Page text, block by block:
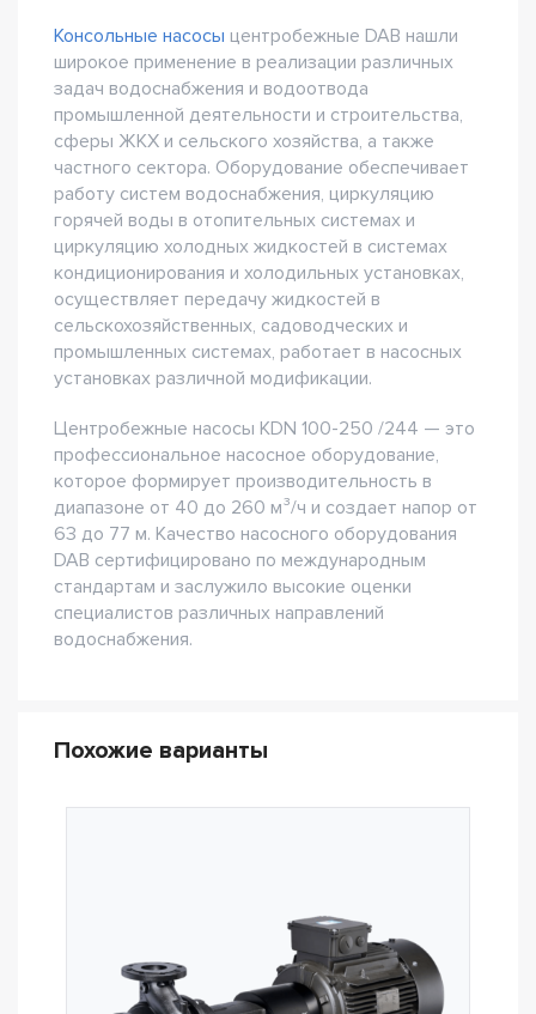
Консольные насосы центробежные DAB нашли
широкое применение в реализации различных
задач водоснабжения и водоотвода
промышленной деятельности и строительства,
сферы ЖКХ и сельского хозяйства, а также
частного сектора. Оборудование обеспечивает
работу систем водоснабжения, циркуляцию
горячей воды в отопительных системах и
циркуляцию холодных жидкостей в системах
кондиционирования и холодильных установках,
осуществляет передачу жидкостей в
сельскохозяйственных, садоводческих и
промышленных системах, работает в насосных
установках различной модификации.
Центробежные насосы KDN 100-250 /244 — это
профессиональное насосное оборудование,
которое формирует производительность в
диапазоне от 40 до 260 м³/ч и создает напор от
63 до 77 м. Качество насосного оборудования
DAB сертифицировано по международным
стандартам и заслужило высокие оценки
специалистов различных направлений
водоснабжения.
Похожие варианты